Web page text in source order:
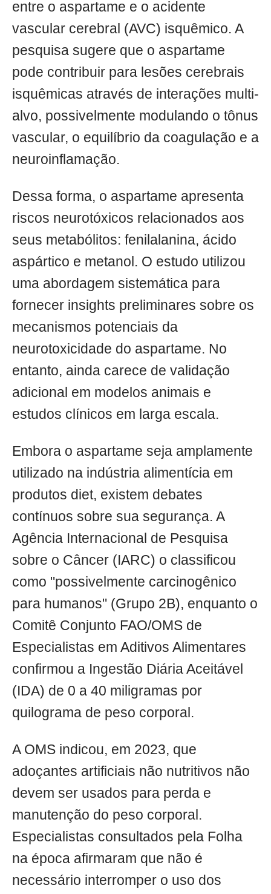
entre o aspartame e o acidente
vascular cerebral (AVC) isquêmico. A
pesquisa sugere que o aspartame
pode contribuir para lesões cerebrais
isquêmicas através de interações multi-
alvo, possivelmente modulando o tônus
vascular, o equilíbrio da coagulação e a
neuroinflamação.
Dessa forma, o aspartame apresenta
riscos neurotóxicos relacionados aos
seus metabólitos: fenilalanina, ácido
aspártico e metanol. O estudo utilizou
uma abordagem sistemática para
fornecer insights preliminares sobre os
mecanismos potenciais da
neurotoxicidade do aspartame. No
entanto, ainda carece de validação
adicional em modelos animais e
estudos clínicos em larga escala.
Embora o aspartame seja amplamente
utilizado na indústria alimentícia em
produtos diet, existem debates
contínuos sobre sua segurança. A
Agência Internacional de Pesquisa
sobre o Câncer (IARC) o classificou
como "possivelmente carcinogênico
para humanos" (Grupo 2B), enquanto o
Comitê Conjunto FAO/OMS de
Especialistas em Aditivos Alimentares
confirmou a Ingestão Diária Aceitável
(IDA) de 0 a 40 miligramas por
quilograma de peso corporal.
A OMS indicou, em 2023, que
adoçantes artificiais não nutritivos não
devem ser usados para perda e
manutenção do peso corporal.
Especialistas consultados pela Folha
na época afirmaram que não é
necessário interromper o uso dos